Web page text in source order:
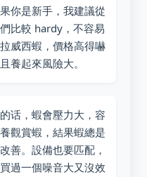
你是新手，我建議從
比較 hardy，不容易
威西蝦，價格高得嚇
養起來風險大。
话，蝦會壓力大，容
觀賞蝦，結果蝦總是
善。設備也要匹配，
過一個噪音大又沒效